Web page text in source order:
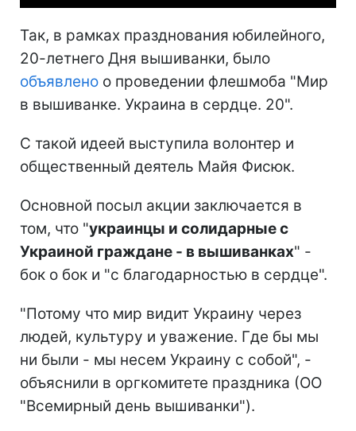
Так, в рамках празднования юбилейного,
20-летнего Дня вышиванки, было
объявлено о проведении флешмоба "Мир
в вышиванке. Украина в сердце. 20".
С такой идеей выступила волонтер и
общественный деятель Майя Фисюк.
Основной посыл акции заключается в
том, что "украинцы и солидарные с
Украиной граждане - в вышиванках" -
бок о бок и "с благодарностью в сердце".
"Потому что мир видит Украину через
людей, культуру и уважение. Где бы мы
ни были - мы несем Украину с собой", -
объяснили в оргкомитете праздника (ОО
"Всемирный день вышиванки").